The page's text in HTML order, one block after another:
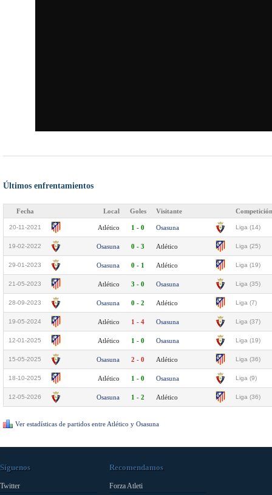
Últimos enfrentamientos
Fecha Local Goles Visitante Competición
20-11-2021 Atlético 1 - 0 Osasuna Liga (14)
19-02-2022 Osasuna 0 - 3 Atlético Liga (25)
29-01-2023 Osasuna 0 - 1 Atlético Liga (19)
21-05-2023 Atlético 3 - 0 Osasuna Liga (35)
28-09-2023 Osasuna 0 - 2 Atlético Liga (7)
19-05-2024 Atlético 1 - 4 Osasuna Liga (37)
12-01-2025 Atlético 1 - 0 Osasuna Liga (19)
15-05-2025 Osasuna 2 - 0 Atlético Liga (36)
18-10-2025 Atlético 1 - 0 Osasuna Liga (9)
12-05-2026 Osasuna 1 - 2 Atlético Liga (36)
Ver estadísticas de partidos entre Atlético y Osasuna
Síguenos
Twitter
Recomendamos
Forza Atleti